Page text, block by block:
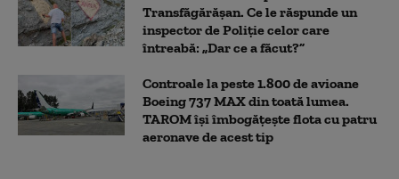
Transfăgărășan. Ce le răspunde un
inspector de Poliție celor care
întreabă: „Dar ce a făcut?”
Controale la peste 1.800 de avioane
Boeing 737 MAX din toată lumea.
TAROM își îmbogățește flota cu patru
aeronave de acest tip